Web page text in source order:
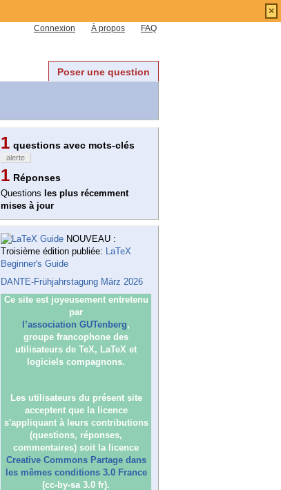
Connexion À propos FAQ
Poser une question
1 questions avec mots-clés
alerte
1 Réponses
Questions les plus récemment
mises à jour
NOUVEAU :
Troisième édition publiée: LaTeX
Beginner's Guide
DANTE-Frühjahrstagung März 2026
Ce site est joyeusement entretenu
par
l’association GUTenberg,
groupe francophone des
utilisateurs de TeX, LaTeX et
logiciels compagnons.
Les utilisateurs du présent site
acceptent que la licence
s'appliquant à leurs contributions
(questions, réponses,
commentaires) soit la licence
Creative Commons Partage dans
les mêmes conditions 3.0 France
(cc-by-sa 3.0 fr).
×